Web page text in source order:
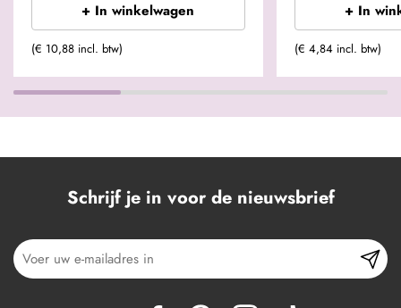
+ In winkelwagen
(€ 10,88 incl. btw)
+ In
(€ 4,84 incl. btw)
Schrijf je in voor de nieuwsbrief